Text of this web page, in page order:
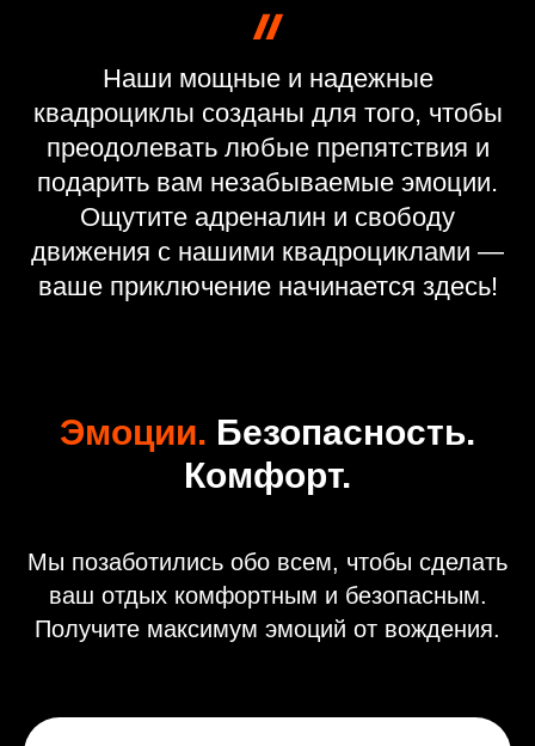
Наши мощные и надежные
квадроциклы созданы для того, чтобы
преодолевать любые препятствия и
подарить вам незабываемые эмоции.
Ощутите адреналин и свободу
движения с нашими квадроциклами —
ваше приключение начинается здесь!
Эмоции. Безопасность.
Комфорт.
Мы позаботились обо всем, чтобы сделать
ваш отдых комфортным и безопасным.
Получите максимум эмоций от вождения.